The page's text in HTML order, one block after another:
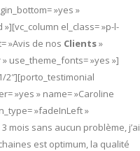
»yes »
el_class= »p-l-
»Avis de nos Clients»
use_theme_fonts= »yes »]
2″][porto_testimonial
»yes » name= »Caroline
»fadeInLeft »
mois sans aucun problème, j’ai
est optimum, la qualité